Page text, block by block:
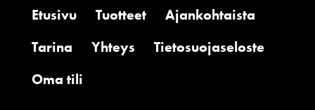
Etusivu Tuotteet
Ajankohtaista
Tarina
Yhteys
Tietosuojaseloste
Oma tili